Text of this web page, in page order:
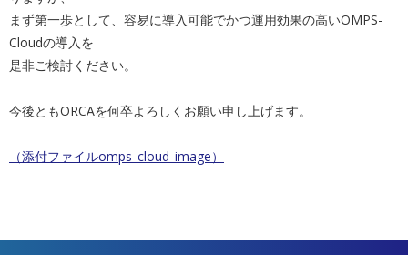
まず第一歩として、容易に導入可能でかつ運用効果の高いOMPS-
Cloudの導入を
是非ご検討ください。
今後ともORCAを何卒よろしくお願い申し上げます。
（添付ファイルomps_cloud_image）